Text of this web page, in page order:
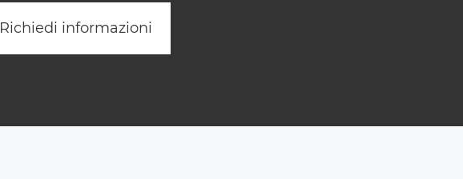
Richiedi informazioni